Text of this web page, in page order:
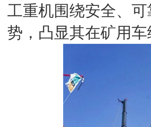
工重机围绕安全、
势，凸显其在矿用